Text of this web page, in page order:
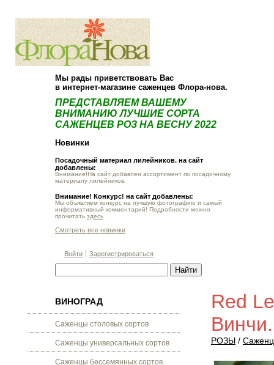
Мы рады приветствовать Вас
в интернет-магазине саженцев Флора-нова.
ПРЕДСТАВЛЯЕМ ВАШЕМУ
ВНИМАНИЮ ЛУЧШИЕ СОРТА
САЖЕНЦЕВ РОЗ НА ВЕСНУ 2022
Новинки
Посадочный материал лилейников. на сайт
добавлены:
Внимание!На сайт добавлен ассортимент по посадочному
материалу лилейников.
Внимание! Конкурс! на сайт добавлены:
Мы объявляем конкурс на лучшую фотографию и самый
информативный комментарий! Подробности можно
прочитать здесь
Смотреть все новинки
Войти Зарегистрироваться
ВИНОГРАД
Саженцы столовых сортов
Саженцы универсальных сортов
Саженцы бессемянных сортов
Red
Винчи.
РОЗЫ /